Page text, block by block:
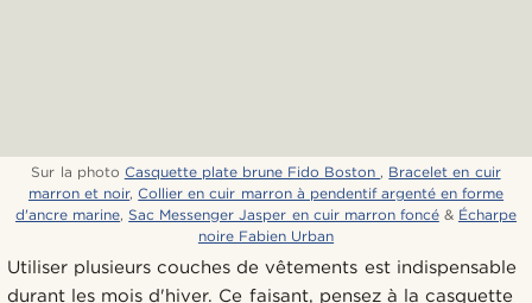
Sur la photo Casquette plate brune Fido Boston , Bracelet en cuir
marron et noir,Collier en cuir marron à pendentif argenté en forme
d'ancre marine,Sac Messenger Jasper en cuir marron foncé& Écharpe
noire Fabien Urban
Utiliser plusieurs couches de vêtements est indispensable
durant les mois d'hiver. Ce faisant, pensez à la casquette